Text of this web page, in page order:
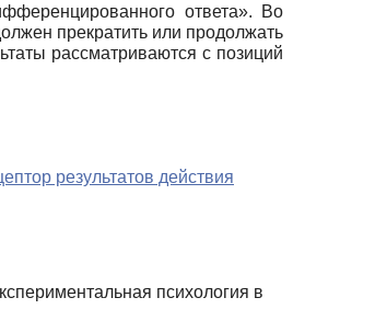
ответа». Во
прекратить или продолжать
рассматриваются с позиций
результатов действия
психология в